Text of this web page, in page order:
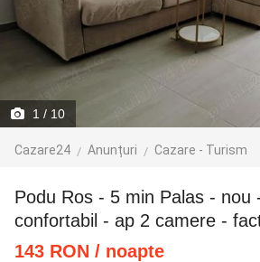
1 / 10
Cazare24 Anunțuri Cazare - Turism
Podu Ros - 5 min Palas - nou - MODERN -
confortabil - ap 2 camere -
143 RON / noapte